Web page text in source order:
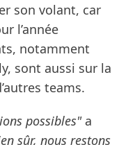
son volant, car
l’année
notamment
sont aussi sur la
teams.
possibles" a
sûr, nous restons